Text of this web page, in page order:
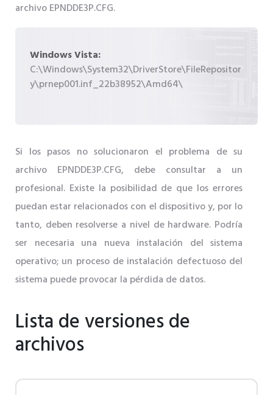
archivo EPNDDE3P.CFG.
Windows Vista:
C:\Windows\System32\DriverStore\FileRepositor
y\prnep001.inf_22b38952\Amd64\
Si los pasos no solucionaron el problema de su
archivo EPNDDE3P.CFG, debe consultar a un
profesional. Existe la posibilidad de que los errores
puedan estar relacionados con el dispositivo y, por lo
tanto, deben resolverse a nivel de hardware. Podría
ser necesaria una nueva instalación del sistema
operativo; un proceso de instalación defectuoso del
sistema puede provocar la pérdida de datos.
Lista de versiones de
archivos